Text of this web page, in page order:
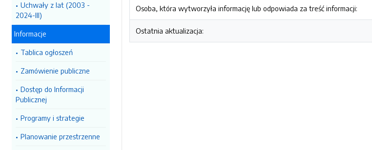
Uchwały z lat (2003 -
2024-III)
Informacje
Tablica ogłoszeń
Zamówienie publiczne
Dostęp do Informacji
Publicznej
Programy i strategie
Planowanie przestrzenne
Osoba, która wytworzyła informację lub odpowiada za treść informacji:
Ostatnia aktualizacja: